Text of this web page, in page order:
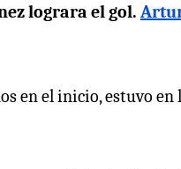
lograra el gol.
en el inicio, estuvo en